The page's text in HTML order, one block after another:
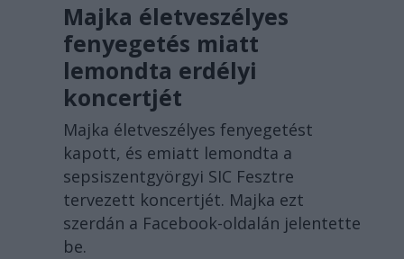
Majka életveszélyes
fenyegetés miatt
lemondta erdélyi
koncertjét
Majka életveszélyes fenyegetést
kapott, és emiatt lemondta a
sepsiszentgyörgyi SIC Fesztre
tervezett koncertjét. Majka ezt
szerdán a Facebook-oldalán jelentette
be.